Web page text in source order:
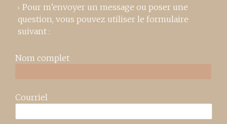
Pour m’envoyer un message ou poser une
question, vous pouvez utiliser le formulaire
suivant :
Nom complet
Courriel